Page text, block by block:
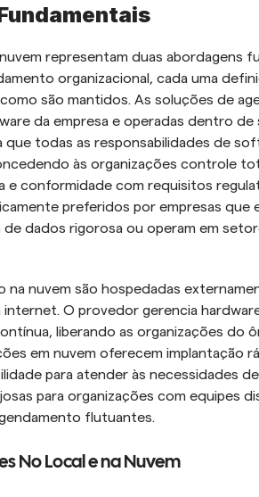
representam duas abordagens
organizacional, cada uma
são mantidos. As soluções de
da empresa e operadas dentro de
todas as responsabilidades de
às organizações controle
e conformidade com requisitos
preferidos por empresas que
dados rigorosa ou operam em
na nuvem são hospedadas
O provedor gerencia
liberando as organizações do
em nuvem oferecem implantação
para atender às necessidades
para organizações com equipes
flutuantes.
No Local e na Nuvem